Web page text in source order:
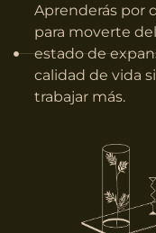
Aprenderás por
para moverte
estado de
calidad de vida
trabajar más.